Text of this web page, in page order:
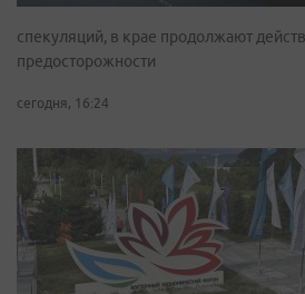
спекуляций, в крае продолжают
предосторожности
сегодня, 16:24